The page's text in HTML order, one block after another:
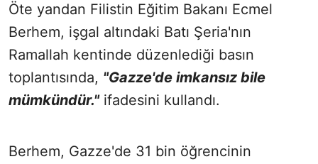
Öte yandan Filistin Eğitim Bakanı Ecmel
Berhem, işgal altındaki Batı Şeria'nın
Ramallah kentinde düzenlediği basın
toplantısında, "Gazze'de imkansız bile
mümkündür."ifadesini kullandı.
Berhem, Gazze'de 31 bin öğrencinin